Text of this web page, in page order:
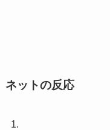
ネットの反応
1.